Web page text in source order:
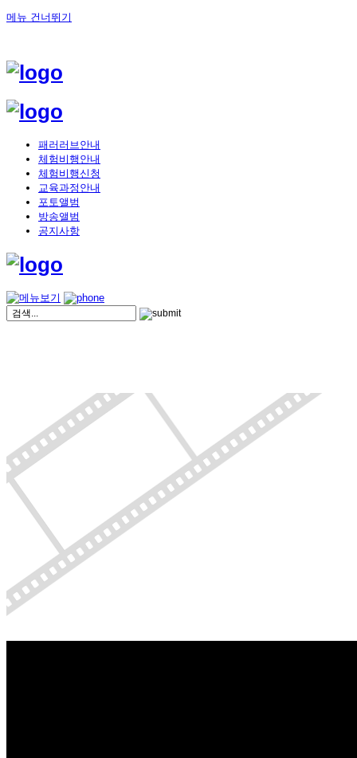
메뉴 건너뛰기
패러러브안내
체험비행안내
체험비행신청
교육과정안내
포토앨범
방송앨범
공지사항